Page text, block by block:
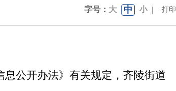
字号： 大 中 小 | 打印
公开办法》有关规定，齐陵街道